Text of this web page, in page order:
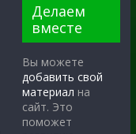
Делаем
вместе
Вы можете
добавить свой
материал на
сайт. Это
поможет